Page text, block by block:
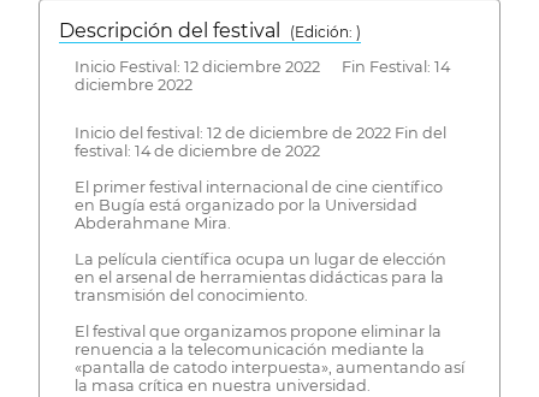
Descripción del festival
( Edición: )
Inicio Festival: 12 diciembre 2022 Fin Festival: 14
diciembre 2022
Inicio del festival: 12 de diciembre de 2022 Fin del
festival: 14 de diciembre de 2022
El primer festival internacional de cine científico
en Bugía está organizado por la Universidad
Abderahmane Mira.
La película científica ocupa un lugar de elección
en el arsenal de herramientas didácticas para la
transmisión del conocimiento.
El festival que organizamos propone eliminar la
renuencia a la telecomunicación mediante la
«pantalla de catodo interpuesta», aumentando así
la masa crítica en nuestra universidad.